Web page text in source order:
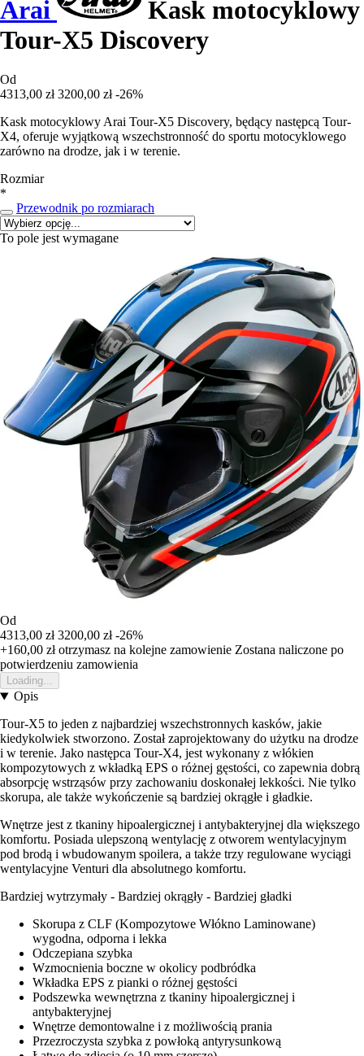
Arai
Kask motocyklowy
Tour-X5 Discovery
Od
4313,00 zł 3200,00 zł -26%
Kask motocyklowy Arai Tour-X5 Discovery, będący następcą Tour-
X4, oferuje wyjątkową wszechstronność do sportu motocyklowego
zarówno na drodze, jak i w terenie.
Rozmiar
*
Przewodnik po rozmiarach
To pole jest wymagane
Od
4313,00 zł 3200,00 zł -26%
+160,00 złotrzymasz na kolejne zamowienie Zostana naliczone po
potwierdzeniu zamowienia
Loading...
Opis
Tour-X5 to jeden z najbardziej wszechstronnych kasków, jakie
kiedykolwiek stworzono. Został zaprojektowany do użytku na drodze
i w terenie. Jako następca Tour-X4, jest wykonany z włókien
kompozytowych z wkładką EPS o różnej gęstości, co zapewnia dobrą
absorpcję wstrząsów przy zachowaniu doskonałej lekkości. Nie tylko
skorupa, ale także wykończenie są bardziej okrągłe i gładkie.
Wnętrze jest z tkaniny hipoalergicznej i antybakteryjnej dla większego
komfortu. Posiada ulepszoną wentylację z otworem wentylacyjnym
pod brodą i wbudowanym spoilera, a także trzy regulowane wyciągi
wentylacyjne Venturi dla absolutnego komfortu.
Bardziej wytrzymały - Bardziej okrągły - Bardziej gładki
Skorupa z CLF (Kompozytowe Włókno Laminowane)
wygodna, odporna i lekka
Odczepiana szybka
Wzmocnienia boczne w okolicy podbródka
Wkładka EPS z pianki o różnej gęstości
Podszewka wewnętrzna z tkaniny hipoalergicznej i
antybakteryjnej
Wnętrze demontowalne i z możliwością prania
Przezroczysta szybka z powłoką antyrysunkową